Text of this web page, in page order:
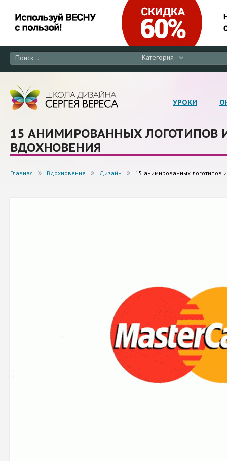
Категория
УРОКИ
15 АНИМИРОВАННЫХ ЛОГОТИПОВ
ВДОХНОВЕНИЯ
Главная Вдохновение Дизайн 15 анимированных логотипов